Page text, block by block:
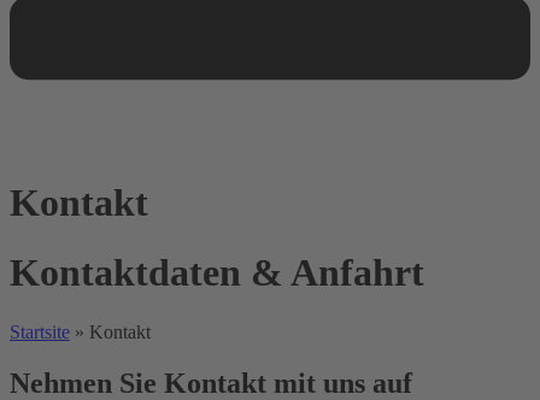
Kontakt
Kontaktdaten & Anfahrt
Startsite » Kontakt
Nehmen Sie Kontakt mit uns auf